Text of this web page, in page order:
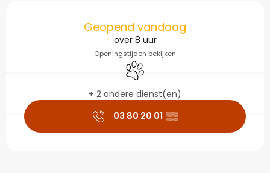
Openingstijden en
Geopend vandaag
over 8 uur
Openingstijden bekijken
Dieren toegelaten
+ 2 andere dienst(en)
03 80 20 01 ▒▒